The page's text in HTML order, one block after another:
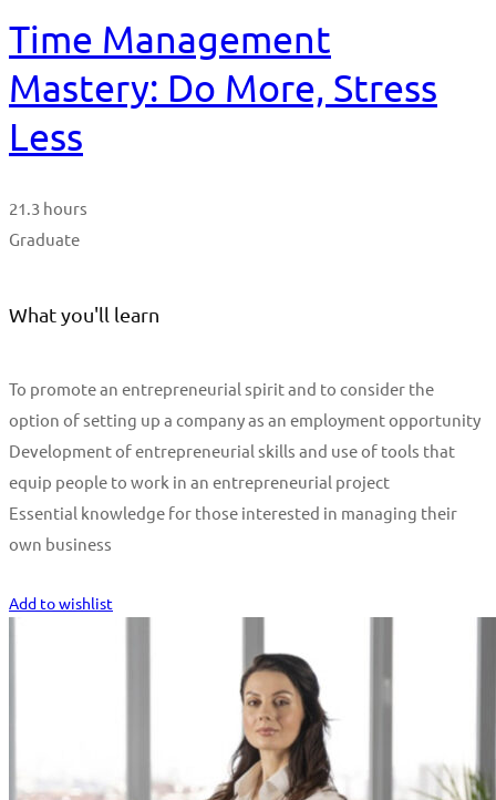
Time Management
Mastery: Do More, Stress
Less
21.3 hours
Graduate
What you'll learn
To promote an entrepreneurial spirit and to consider the
option of setting up a company as an employment opportunity
Development of entrepreneurial skills and use of tools that
equip people to work in an entrepreneurial project
Essential knowledge for those interested in managing their
own business
Add to wishlist